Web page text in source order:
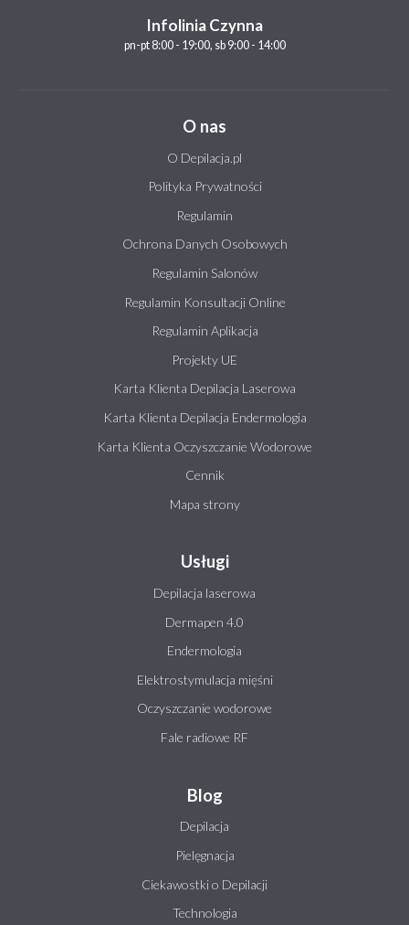
Infolinia Czynna
pn-pt 8:00 - 19:00, sb 9:00 - 14:00
O nas
O Depilacja.pl
Polityka Prywatności
Regulamin
Ochrona Danych Osobowych
Regulamin Salonów
Regulamin Konsultacji Online
Regulamin Aplikacja
Projekty UE
Karta Klienta Depilacja Laserowa
Karta Klienta Depilacja Endermologia
Karta Klienta Oczyszczanie Wodorowe
Cennik
Mapa strony
Usługi
Depilacja laserowa
Dermapen 4.0
Endermologia
Elektrostymulacja mięśni
Oczyszczanie wodorowe
Fale radiowe RF
Blog
Depilacja
Pielęgnacja
Ciekawostki o Depilacji
Technologia